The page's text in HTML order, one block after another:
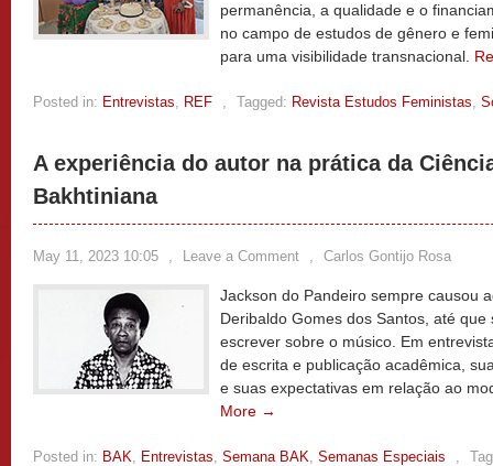
permanência, a qualidade e o
no campo de estudos de gênero e
para uma visibilidade transnacional.
Posted in: Entrevistas, REF , Tagged: Revista Estudos Feministas,
A experiência do autor na prática da
Bakhtiniana
May 11, 2023 10:05 , Leave a Comment , Carlos Gontijo Rosa
Jackson do Pandeiro sempre causou
Deribaldo Gomes dos Santos, até
escrever sobre o músico. Em
de escrita e publicação acadêmica,
e suas expectativas em relação ao
More →
Posted in: BAK, Entrevistas, Semana BAK, Semanas Especiais ,